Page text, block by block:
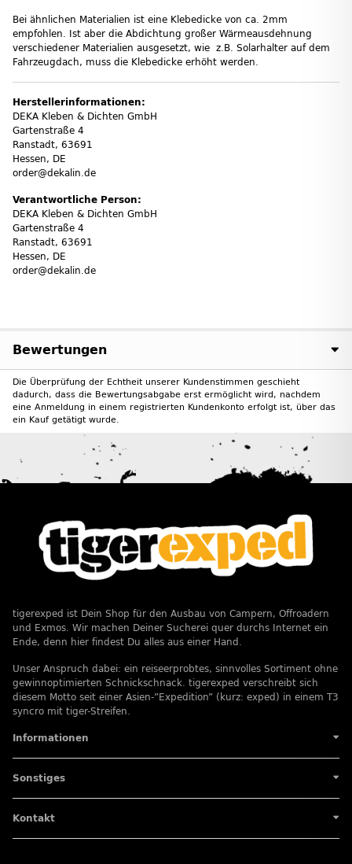
Bei ähnlichen Materialien ist eine Klebedicke von ca. 2mm
empfohlen. Ist aber die Abdichtung großer Wärmeausdehnung
verschiedener Materialien ausgesetzt, wie z.B. Solarhalter auf dem
Fahrzeugdach, muss die Klebedicke erhöht werden.
Herstellerinformationen:
DEKA Kleben & Dichten GmbH
Gartenstraße 4
Ranstadt, 63691
Hessen, DE
order@dekalin.de
Verantwortliche Person:
DEKA Kleben & Dichten GmbH
Gartenstraße 4
Ranstadt, 63691
Hessen, DE
order@dekalin.de
Bewertungen
Die Überprüfung der Echtheit unserer Kundenstimmen geschieht
dadurch, dass die Bewertungsabgabe erst ermöglicht wird, nachdem
eine Anmeldung in einem registrierten Kundenkonto erfolgt ist, über das
ein Kauf getätigt wurde.
tigerexped ist Dein Shop für den Ausbau von Campern, Offroadern
und Exmos. Wir machen Deiner Sucherei quer durchs Internet ein
Ende, denn hier findest Du alles aus einer Hand.
Unser Anspruch dabei: ein reiseerprobtes, sinnvolles Sortiment ohne
gewinnoptimierten Schnickschnack. tigerexped verschreibt sich
diesem Motto seit einer Asien-”Expedition” (kurz: exped) in einem T3
syncro mit tiger-Streifen.
Informationen
Sonstiges
Kontakt